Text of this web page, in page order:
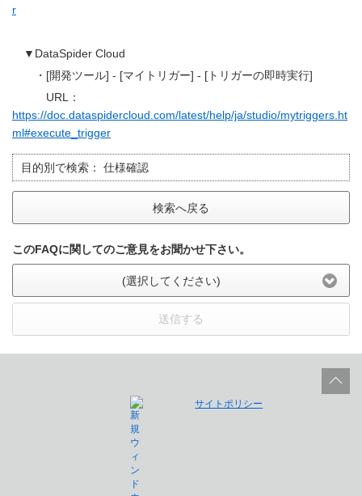
r
▼DataSpider Cloud
・[開発ツール] - [マイトリガー] - [トリガーの即時実行]
URL：
https://doc.dataspidercloud.com/latest/help/ja/studio/mytriggers.ht
ml#execute_trigger
目的別で検索： 仕様確認
検索へ戻る
このFAQに関してのご意見をお聞かせ下さい。
(選択してください)
送信する
サイトポリシー